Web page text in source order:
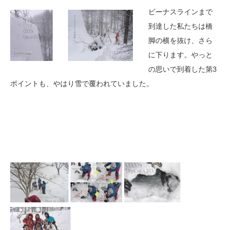
ビーナスラインまで
到達した私たちは橋
脚の横を抜け、さら
に下ります。やっと
の思いで到着した第3
ポイントも、やはり雪で覆われていました。